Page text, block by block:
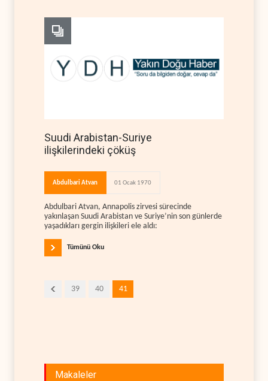
Suudi Arabistan-Suriye
ilişkilerindeki çöküş
Abdulbari Atvan 01 Ocak 1970
Abdulbari Atvan, Annapolis zirvesi sürecinde
yakınlaşan Suudi Arabistan ve Suriye’nin son günlerde
yaşadıkları gergin ilişkileri ele aldı:
Tümünü Oku
39 40 41
Makaleler